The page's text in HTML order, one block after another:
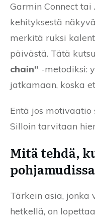
Garmin Connect
kehityksestä
merkitä ruksi
päivästä. Tätä
chain” -metodiksi:
jatkamaan, koska
Entä jos motivaatio
Silloin tarvitaan
Mitä tehdä,
Tärkein asia, jonka
hetkellä, on